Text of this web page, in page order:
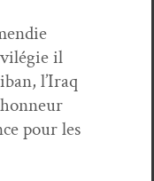
il
l’I­raq
pour les